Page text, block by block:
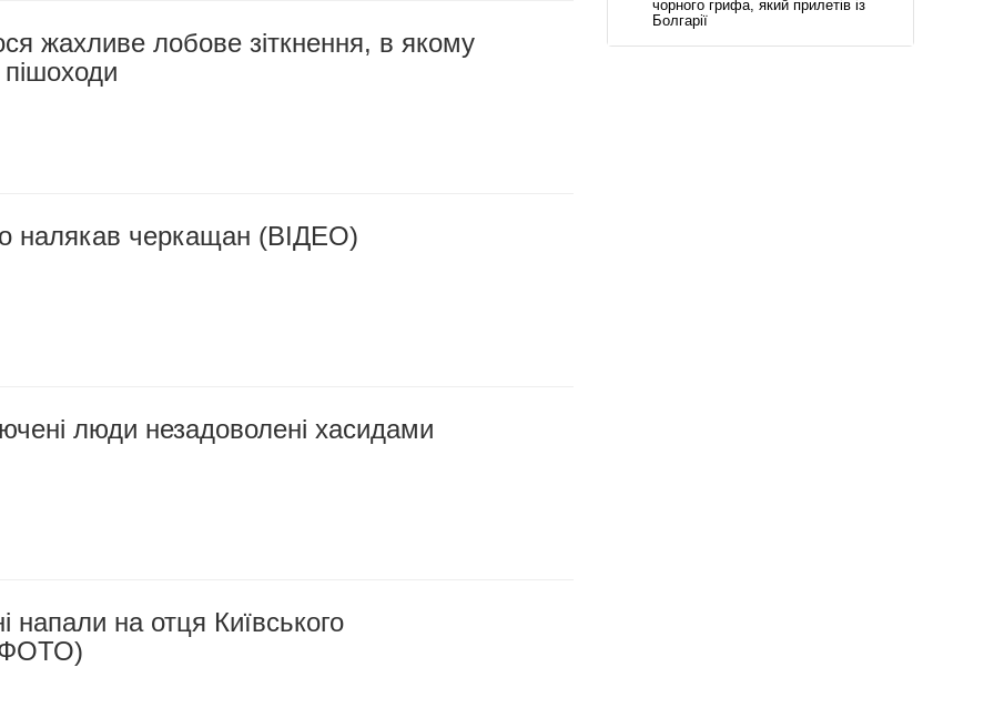
жахливе лобове зіткнення, в якому
налякав черкащан (ВІДЕО)
люди незадоволені хасидами
напали на отця Київського
чорного грифа, який прилетів із
Болгарії